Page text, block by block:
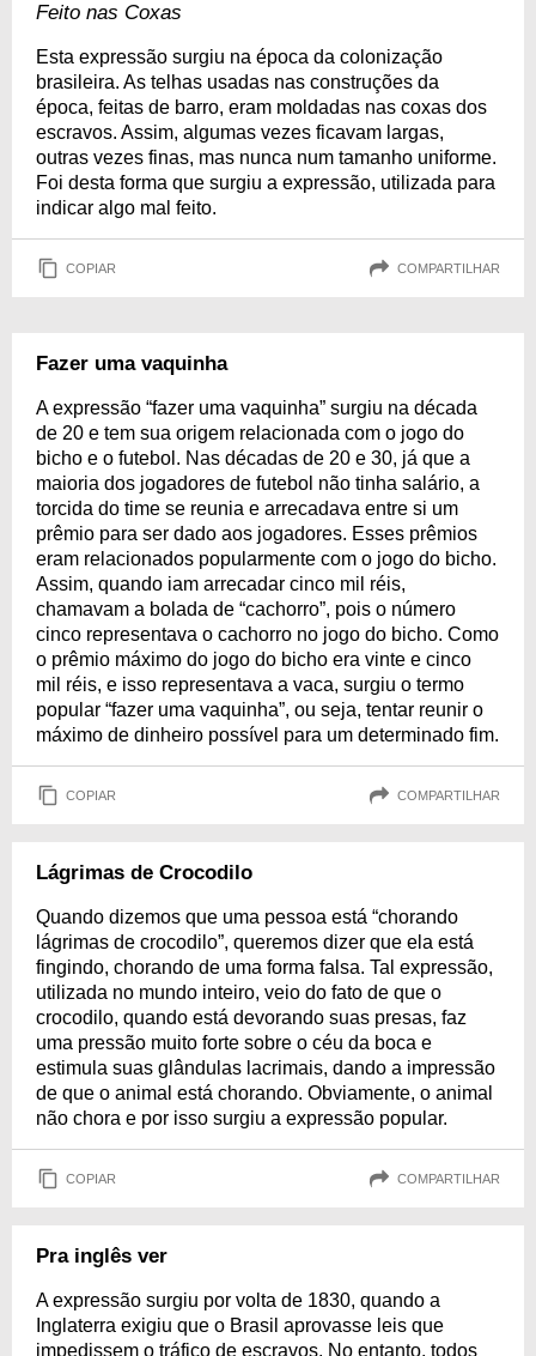
Feito nas Coxas
Esta expressão surgiu na época da colonização
brasileira. As telhas usadas nas construções da
época, feitas de barro, eram moldadas nas coxas dos
escravos. Assim, algumas vezes ficavam largas,
outras vezes finas, mas nunca num tamanho uniforme.
Foi desta forma que surgiu a expressão, utilizada para
indicar algo mal feito.
COPIAR COMPARTILHAR
Fazer uma vaquinha
A expressão “fazer uma vaquinha” surgiu na década
de 20 e tem sua origem relacionada com o jogo do
bicho e o futebol. Nas décadas de 20 e 30, já que a
maioria dos jogadores de futebol não tinha salário, a
torcida do time se reunia e arrecadava entre si um
prêmio para ser dado aos jogadores. Esses prêmios
eram relacionados popularmente com o jogo do bicho.
Assim, quando iam arrecadar cinco mil réis,
chamavam a bolada de “cachorro”, pois o número
cinco representava o cachorro no jogo do bicho. Como
o prêmio máximo do jogo do bicho era vinte e cinco
mil réis, e isso representava a vaca, surgiu o termo
popular “fazer uma vaquinha”, ou seja, tentar reunir o
máximo de dinheiro possível para um determinado fim.
COPIAR COMPARTILHAR
Lágrimas de Crocodilo
Quando dizemos que uma pessoa está “chorando
lágrimas de crocodilo”, queremos dizer que ela está
fingindo, chorando de uma forma falsa. Tal expressão,
utilizada no mundo inteiro, veio do fato de que o
crocodilo, quando está devorando suas presas, faz
uma pressão muito forte sobre o céu da boca e
estimula suas glândulas lacrimais, dando a impressão
de que o animal está chorando. Obviamente, o animal
não chora e por isso surgiu a expressão popular.
COPIAR COMPARTILHAR
Pra inglês ver
A expressão surgiu por volta de 1830, quando a
Inglaterra exigiu que o Brasil aprovasse leis que
impedissem o tráfico de escravos. No entanto, todos